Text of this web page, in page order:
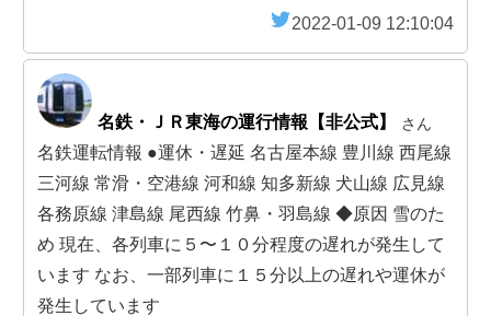
2022-01-09 12:10:04
名鉄・ＪＲ東海の運行情報【非公式】 さん
名鉄運転情報 ●運休・遅延 名古屋本線 豊川線 西尾線
三河線 常滑・空港線 河和線 知多新線 犬山線 広見線
各務原線 津島線 尾西線 竹鼻・羽島線 ◆原因 雪のた
め 現在、各列車に５〜１０分程度の遅れが発生して
います なお、一部列車に１５分以上の遅れや運休が
発生しています